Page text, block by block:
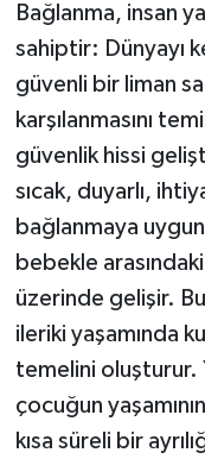
Bağlanma, insan
sahiptir: Dünyayı
güvenli bir liman
karşılanmasını
güvenlik hissi
sıcak, duyarlı,
bağlanmaya
bebekle
üzerinde gelişir.
ileriki yaşamında
temelini oluşturur.
çocuğun
kısa süreli bir